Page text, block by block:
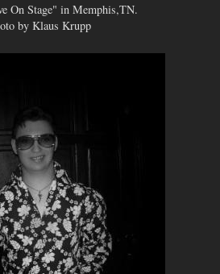
On Stage" in Memphis,TN.
by Klaus Krupp